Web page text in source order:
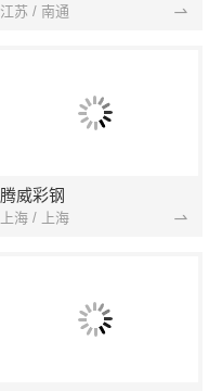
江苏 / 南通
腾威彩钢
上海 / 上海